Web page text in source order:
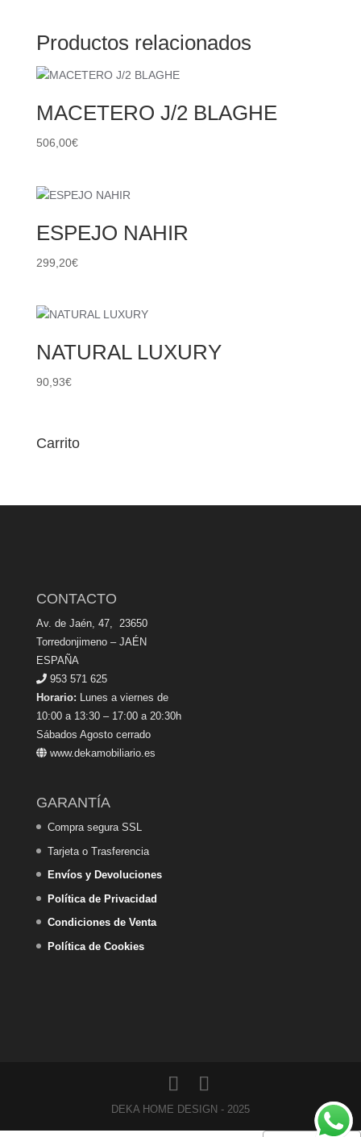
Productos relacionados
MACETERO J/2 BLAGHE
506,00€
ESPEJO NAHIR
299,20€
NATURAL LUXURY
90,93€
Carrito
CONTACTO
Av. de Jaén, 47, 23650
Torredonjimeno – JAÉN
ESPAÑA
953 571 625
Horario: Lunes a viernes de
10:00 a 13:30 – 17:00 a 20:30h
Sábados Agosto cerrado
www.dekamobiliario.es
GARANTÍA
Compra segura SSL
Tarjeta o Trasferencia
Envíos y Devoluciones
Política de Privacidad
Condiciones de Venta
Política de Cookies
DEKA HOME DESIGN - 2025